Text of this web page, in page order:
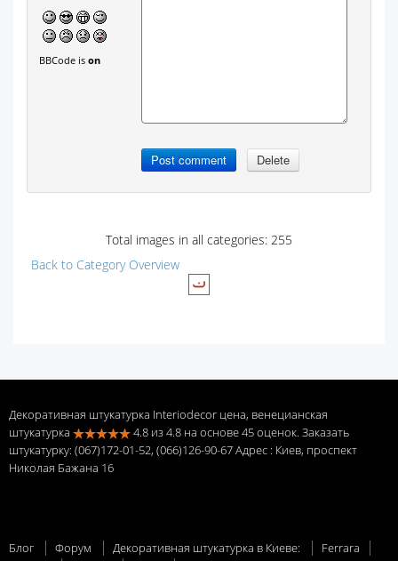
BBCode ison
Total images in all categories: 255
Back to Category Overview
Декоративная штукатурка Interiodecor цена, венецианская
штукатурка
4.8 из4.8 на основе45оценок. Заказать
штукатурку: (067)172-01-52, (066)126-90-67 Адрес : Киев, проспект
Николая Бажана 16
Блог Форум Декоративная штукатурка в Киеве:
Ferrara